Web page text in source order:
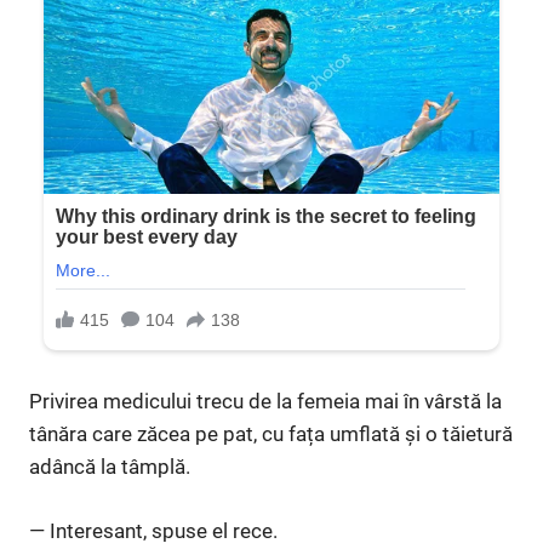
Privirea medicului trecu de la femeia mai în vârstă la
tânăra care zăcea pe pat, cu fața umflată și o tăietură
adâncă la tâmplă.
— Interesant, spuse el rece.